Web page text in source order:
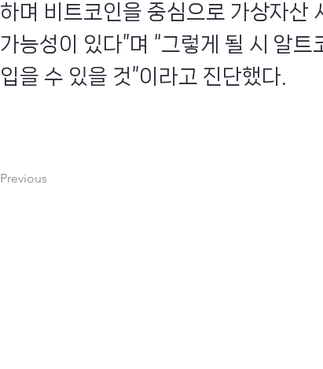
하며 비트코인을 중심으로 가상자산
가능성이 있다”며 “그렇게 될 시 알
입을 수 있을 것”이라고 진단했다.
Previous